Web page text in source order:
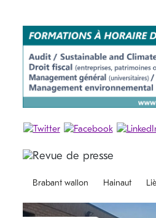
Brabant wallon Hainaut